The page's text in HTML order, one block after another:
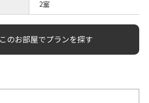
2室
このお部屋でプランを探す